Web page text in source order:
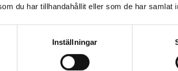
du har tillhandahållit eller som de har samlat
Inställningar
fungera ineffektivt.
340 krinkl. moms
Skolan,